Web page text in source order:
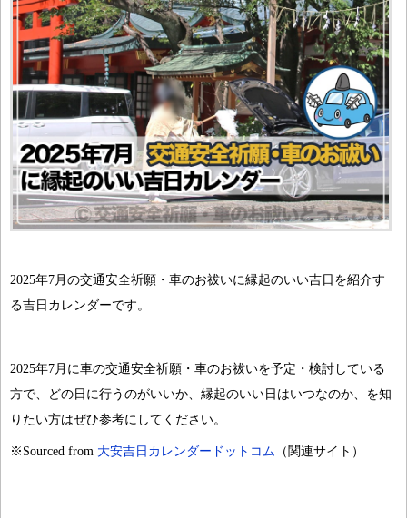
2025年7月の交通安全祈願・車のお祓いに縁起のいい吉日を紹介す
る吉日カレンダーです。
2025年7月に車の交通安全祈願・車のお祓いを予定・検討している
方で、どの日に行うのがいいか、縁起のいい日はいつなのか、を知
りたい方はぜひ参考にしてください。
※Sourced from 大安吉日カレンダードットコム （関連サイト）